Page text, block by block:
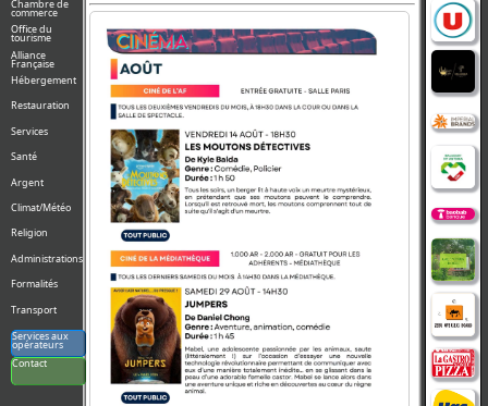
Chambre de
commerce
Office du
tourisme
Alliance
Française
Hébergement
Restauration
Services
Santé
Argent
Climat/Météo
Religion
Administrations
Formalités
Transport
Services aux
opérateurs
Contact